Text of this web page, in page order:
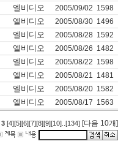
엘비디오 2005/09/02 1598
엘비디오 2005/08/30 1496
엘비디오 2005/08/28 1592
엘비디오 2005/08/26 1482
엘비디오 2005/08/22 1598
엘비디오 2005/08/21 1481
엘비디오 2005/08/20 1582
엘비디오 2005/08/17 1563
3 [4][5][6][7][8][9][10] [134] [다음 10개]